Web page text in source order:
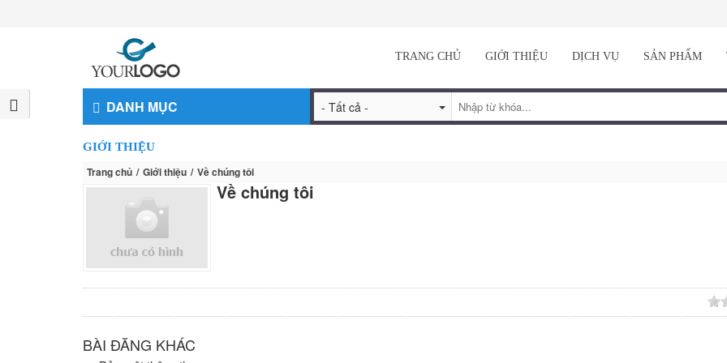
TRANG CHỦ GIỚI THIỆU DỊCH VỤ SẢN PHẨM
DANH MỤC
GIỚI THIỆU
Trang chủ Giới thiệu Về chúng tôi
Về chúng tôi
BÀI ĐĂNG KHÁC